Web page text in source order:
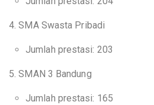
4. SMA Swasta Pribadi
Jumlah prestasi: 203
5. SMAN 3 Bandung
Jumlah prestasi: 165